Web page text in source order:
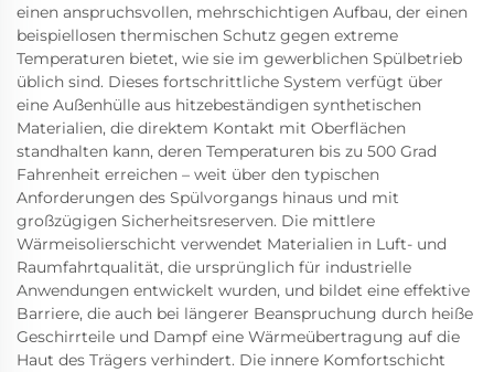
einen anspruchsvollen, mehrschichtigen Aufbau, der einen
beispiellosen thermischen Schutz gegen extreme
Temperaturen bietet, wie sie im gewerblichen Spülbetrieb
üblich sind. Dieses fortschrittliche System verfügt über
eine Außenhülle aus hitzebeständigen synthetischen
Materialien, die direktem Kontakt mit Oberflächen
standhalten kann, deren Temperaturen bis zu 500 Grad
Fahrenheit erreichen – weit über den typischen
Anforderungen des Spülvorgangs hinaus und mit
großzügigen Sicherheitsreserven. Die mittlere
Wärmeisolierschicht verwendet Materialien in Luft- und
Raumfahrtqualität, die ursprünglich für industrielle
Anwendungen entwickelt wurden, und bildet eine effektive
Barriere, die auch bei längerer Beanspruchung durch heiße
Geschirrteile und Dampf eine Wärmeübertragung auf die
Haut des Trägers verhindert. Die innere Komfortschicht